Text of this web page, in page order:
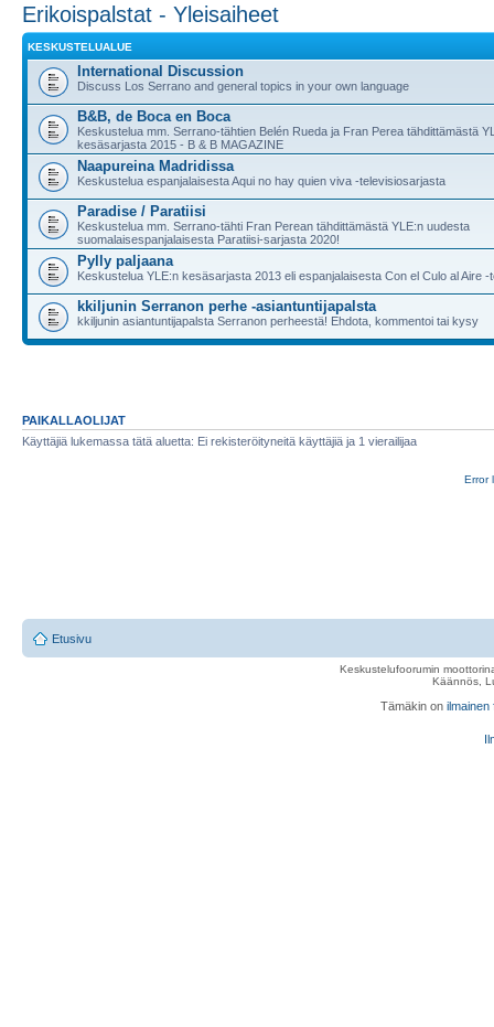
Erikoispalstat - Yleisaiheet
KESKUSTELUALUE
International Discussion
Discuss Los Serrano and general topics in your own language
B&B, de Boca en Boca
Keskustelua mm. Serrano-tähtien Belén Rueda ja Fran Perea tähdittämästä
kesäsarjasta 2015 - B & B MAGAZINE
Naapureina Madridissa
Keskustelua espanjalaisesta Aqui no hay quien viva -televisiosarjasta
Paradise / Paratiisi
Keskustelua mm. Serrano-tähti Fran Perean tähdittämästä YLE:n uudesta
suomalaisespanjalaisesta Paratiisi-sarjasta 2020!
Pylly paljaana
Keskustelua YLE:n kesäsarjasta 2013 eli espanjalaisesta Con el Culo al Aire
kkiljunin Serranon perhe -asiantuntijapalsta
kkiljunin asiantuntijapalsta Serranon perheestä! Ehdota, kommentoi tai kysy
PAIKALLAOLIJAT
Käyttäjiä lukemassa tätä aluetta: Ei rekisteröityneitä käyttäjiä ja 1 vierailijaa
Error
Etusivu
Keskustelufoorumin
Käännös,
Tämäkin on ilmainen